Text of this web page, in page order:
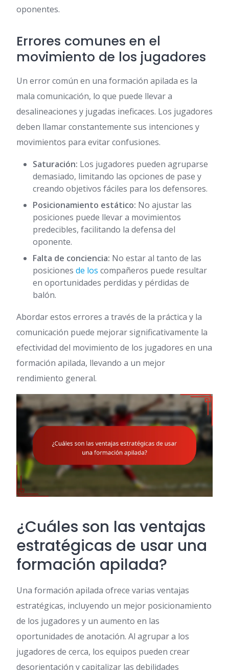
oponentes.
Errores comunes en el
movimiento de los jugadores
Un error común en una formación apilada es la
mala comunicación, lo que puede llevar a
desalineaciones y jugadas ineficaces. Los jugadores
deben llamar constantemente sus intenciones y
movimientos para evitar confusiones.
Saturación: Los jugadores pueden agruparse
demasiado, limitando las opciones de pase y
creando objetivos fáciles para los defensores.
Posicionamiento estático: No ajustar las
posiciones puede llevar a movimientos
predecibles, facilitando la defensa del
oponente.
Falta de conciencia: No estar al tanto de las
posiciones de los compañeros puede resultar
en oportunidades perdidas y pérdidas de
balón.
Abordar estos errores a través de la práctica y la
comunicación puede mejorar significativamente la
efectividad del movimiento de los jugadores en una
formación apilada, llevando a un mejor
rendimiento general.
¿Cuáles son las ventajas
estratégicas de usar una
formación apilada?
Una formación apilada ofrece varias ventajas
estratégicas, incluyendo un mejor posicionamiento
de los jugadores y un aumento en las
oportunidades de anotación. Al agrupar a los
jugadores de cerca, los equipos pueden crear
desorientación y capitalizar las debilidades